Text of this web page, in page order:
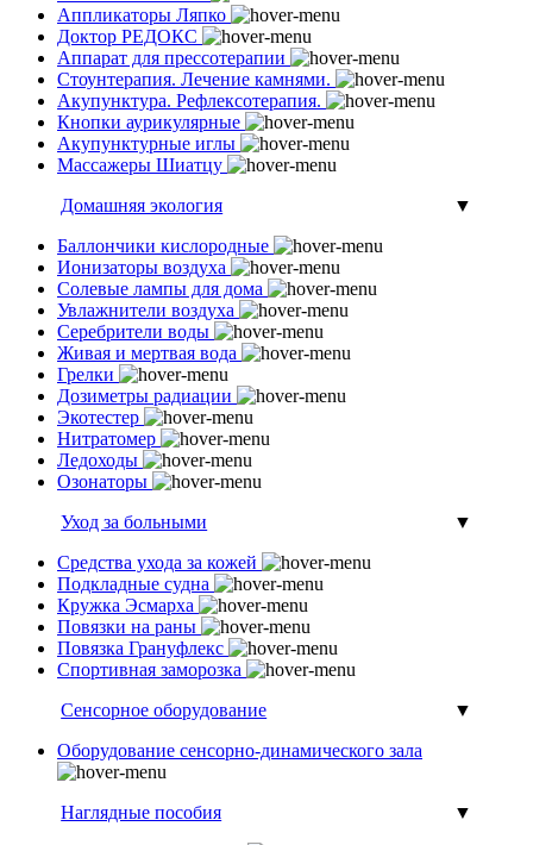
Аппликаторы Ляпко
Доктор РЕДОКС
Аппарат для прессотерапии
Стоунтерапия. Лечение камнями.
Акупунктура. Рефлексотерапия.
Кнопки аурикулярные
Акупунктурные иглы
Массажеры Шиатцу
Домашняя экология
▼
Баллончики кислородные
Ионизаторы воздуха
Солевые лампы для дома
Увлажнители воздуха
Серебрители воды
Живая и мертвая вода
Грелки
Дозиметры радиации
Экотестер
Нитратомер
Ледоходы
Озонаторы
Уход за больными
▼
Средства ухода за кожей
Подкладные судна
Кружка Эсмарха
Повязки на раны
Повязка Грануфлекс
Спортивная заморозка
Сенсорное оборудование
▼
Оборудование сенсорно-динамического зала
Наглядные пособия
▼